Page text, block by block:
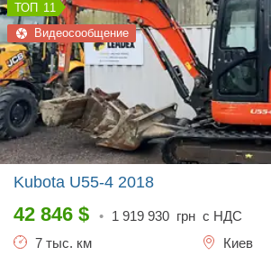
11
Видеосообщение
Kubota U55-4 2018
42 846 $ • 1 919 930 грн с НДС
7 тыс. км
Киев